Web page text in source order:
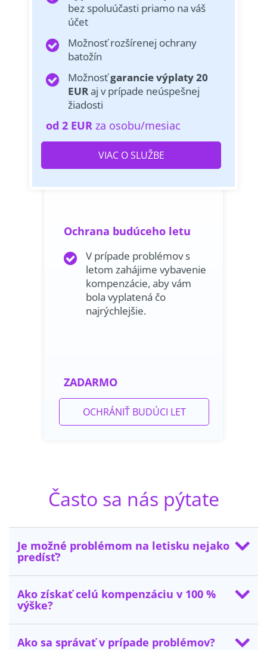
bez spoluúčasti priamo na váš
účet
Možnosť rozšírenej ochrany
batožín
Možnosťgarancie výplaty 20
EURaj v prípade neúspešnej
žiadosti
od 2 EUR za osobu/mesiac
VIAC O SLUŽBE
Ochrana budúceho letu
V prípade problémov s
letom zahájime vybavenie
kompenzácie, aby vám
bola vyplatená čo
najrýchlejšie.
ZADARMO
OCHRÁNIŤ BUDÚCI LET
Často sa nás pýtate
Je možné problémom na letisku nejako
predísť?
Ako získať celú kompenzáciu v 100 %
výške?
Ako sa správať v prípade problémov?